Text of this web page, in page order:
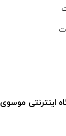
اینترنتی موسوی